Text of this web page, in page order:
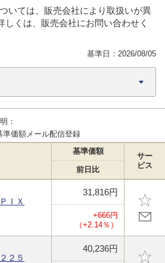
いては、販売会社により取扱いが異
しくは、販売会社にお問い合わせく
基準日： 2026/08/05
：
準価額メール配信登録
基準価額
サー
ビス
前日比
ＩＸ
31,816円
+666円
（+2.14％）
２５
40,236円